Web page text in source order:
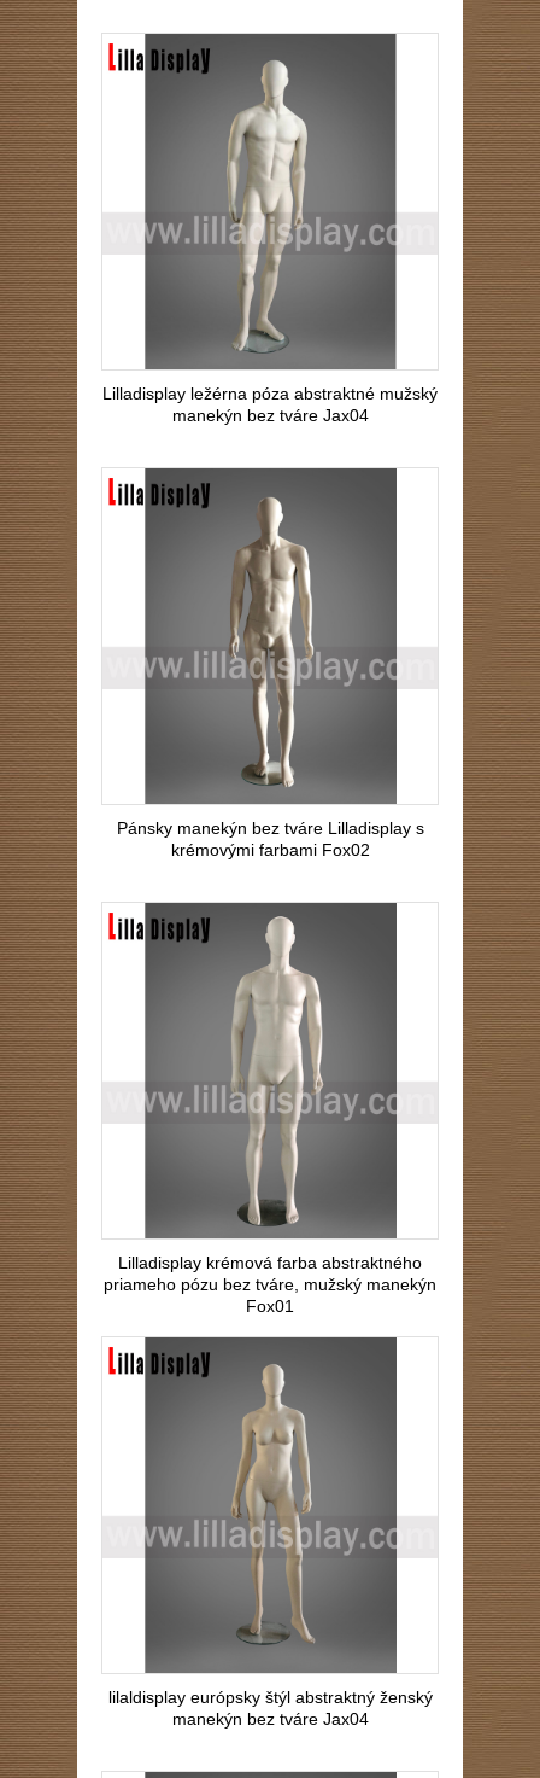
Lilladisplay ležérna póza abstraktné mužský
manekýn bez tváre Jax04
Pánsky manekýn bez tváre Lilladisplay s
krémovými farbami Fox02
Lilladisplay krémová farba abstraktného
priameho pózu bez tváre, mužský manekýn
Fox01
lilaldisplay európsky štýl abstraktný ženský
manekýn bez tváre Jax04